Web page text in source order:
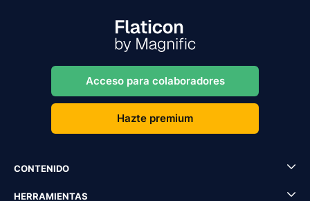
Acceso para colaboradores
Hazte premium
CONTENIDO
HERRAMIENTAS